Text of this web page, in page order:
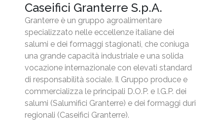
Caseifici Granterre S.p.A.
Granterre è un gruppo agroalimentare
specializzato nelle eccellenze italiane dei
salumi e dei formaggi stagionati, che coniuga
una grande capacità industriale e una solida
vocazione internazionale con elevati standard
di responsabilità sociale. Il Gruppo produce e
commercializza le principali D.O.P. e I.G.P. dei
salumi (Salumifici Granterre) e dei formaggi duri
regionali (Caseifici Granterre).